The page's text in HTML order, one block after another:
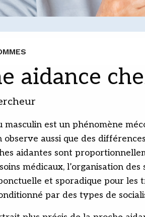
aidance
masculin est un phénomène
observe aussi que des
aidantes sont
médicaux, l’organisation
et sporadique pour
par des types de